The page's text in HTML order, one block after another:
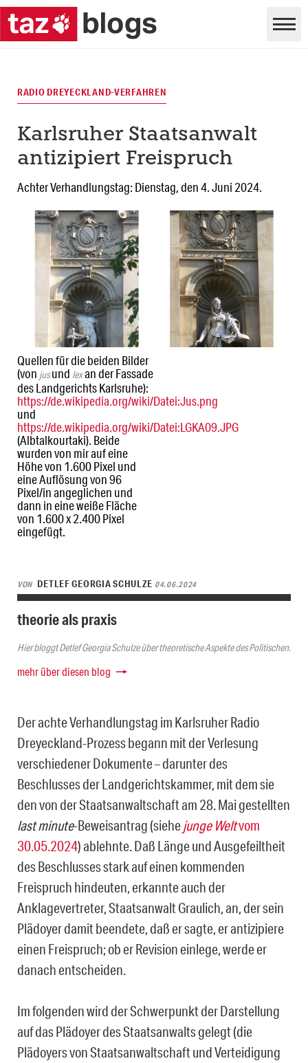
Quellen für die beiden Bilder
(von jusund lexan der Fassade
des Landgerichts Karlsruhe):
https://de.wikipedia.org/wiki/Datei:Jus.png
und
https://de.wikipedia.org/wiki/Datei:LGKA09.JPG
(Albtalkourtaki). Beide
wurden von mir auf eine
Höhe von 1.600 Pixel und
eine Auflösung von 96
Pixel/in angeglichen und
dann in eine weiße Fläche
von 1.600 x 2.400 Pixel
eingefügt.
RADIO DREYECKLAND-VERFAHREN
Karlsruher Staatsanwalt
antizipiert Freispruch
Achter Verhandlungstag: Dienstag, den 4. Juni 2024.
VON DETLEF GEORGIA SCHULZE 04.06.2024
theorie als praxis
Hier bloggt Detlef Georgia Schulze über theoretische Aspekte des Politischen.
mehr über diesen blog
Der achte Verhandlungstag im Karlsruher Radio
Dreyeckland-Prozess begann mit der Verlesung
verschiedener Dokumente – darunter des
Beschlusses der Landge­richtskammer, mit dem sie
den von der Staatsanwaltschaft am 28. Mai gestellten
last minute-Beweisantrag (siehejunge Weltvom
30.05.2024) ablehnte. Daß Länge und Ausgefeiltheit
des Beschlusses stark auf einen kommenden
Freispruch hindeu­ten, erkannte auch der
Anklagevertreter, Staatsanwalt Graulich, an, der sein
Plä­doyer damit beendete, daß er sagte, er antizipiere
einen Freispruch; ob er Revision einlege, werde er
danach entscheiden.
Im folgenden wird der Schwerpunkt der Darstellung
auf das Plädoyer des Staatsan­walts gelegt (die
Plädoyers von Staatsanwaltschaft und Verteidigung